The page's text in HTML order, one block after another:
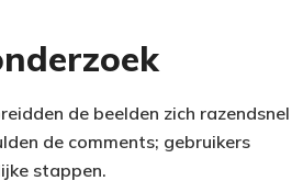
de beelden zich razendsnel
de comments; gebruikers
stappen.